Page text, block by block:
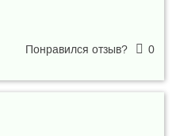
Понравился отзыв?
0